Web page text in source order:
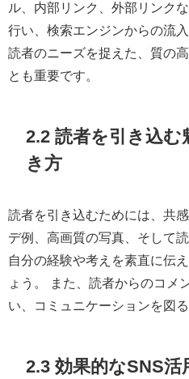
ル、内部リンク、外部リンク
行い、検索エンジンからの流
読者のニーズを捉えた、質の
とも重要です。
2.2 読者を引き込む
き方
読者を引き込むためには、共
デ例、高画質の写真、そして
自分の経験や考えを素直に伝
ょう。 また、読者からのコメ
い、コミュニケーションを図
2.3 効果的なSNS活